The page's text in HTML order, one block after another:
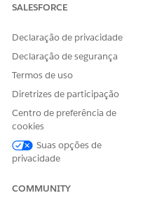
SALESFORCE
Declaração de privacidade
Declaração de segurança
Termos de uso
Diretrizes de participação
Centro de preferência de
cookies
Suas opções de
privacidade
COMMUNITY